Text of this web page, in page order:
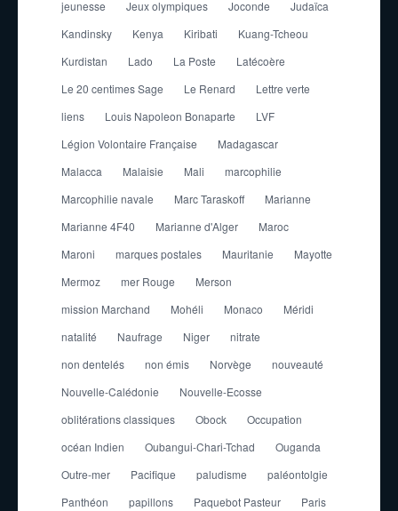
jeunesse
Jeux olympiques Joconde
Judaïca
Kandinsky
Kenya Kiribati
Kuang-Tcheou
Kurdistan
Lado La Poste
Latécoère
Le 20 centimes Sage
Le Renard
Lettre verte
liens
Louis Napoleon Bonaparte
LVF
Légion Volontaire Française
Madagascar
Malacca
Malaisie Mali
marcophilie
Marcophilie navale
Marc Taraskoff
Marianne
Marianne 4F40
Marianne d'Alger
Maroc
Maroni
marques postales Mauritanie
Mayotte
Mermoz
mer Rouge
Merson
mission Marchand
Mohéli Monaco
Méridi
natalité
Naufrage Niger
nitrate
non dentelés
non émis Norvège
nouveauté
Nouvelle-Calédonie
Nouvelle-Ecosse
oblitérations classiques
Obock
Occupation
océan Indien
Oubangui-Chari-Tchad
Ouganda
Outre-mer
Pacifique paludisme
paléontolgie
Panthéon
papillons Paquebot Pasteur
Paris